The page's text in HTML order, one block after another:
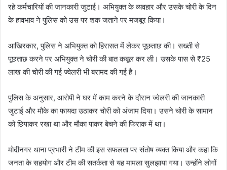
रहे कर्मचारियों की जानकारी जुटाई। अभियुक्त के व्यवहार और उसके चोरी के दिन
के हावभाव ने पुलिस को उस पर शक जताने पर मजबूर किया।
आखिरकार, पुलिस ने अभियुक्त को हिरासत में लेकर पूछताछ की। सख्ती से
पूछताछ करने पर अभियुक्त ने चोरी की बात कबूल कर ली। उसके पास से ₹25
लाख की चोरी की गई ज्वेलरी भी बरामद की गई है।
पुलिस के अनुसार, आरोपी ने घर में काम करने के दौरान ज्वेलरी की जानकारी
जुटाई और मौके का फायदा उठाकर चोरी को अंजाम दिया। उसने चोरी के सामान
को छिपाकर रखा था और मौका पाकर बेचने की फिराक में था।
मोदीनगर थाना प्रभारी ने टीम की इस सफलता पर संतोष व्यक्त किया और कहा कि
जनता के सहयोग और टीम की सतर्कता से यह मामला सुलझाया गया। उन्होंने लोगों